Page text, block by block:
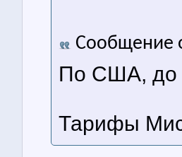
Сообщение
По США, до
Тарифы